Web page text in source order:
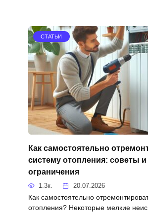
СТАТЬИ
Как самостоятельно
систему отопления: советы и
ограничения
1.3к. 20.07.2026
Как самостоятельно
отопления? Некоторые мелкие